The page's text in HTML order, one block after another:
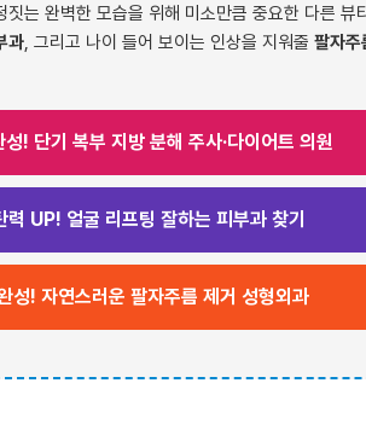
는 완벽한 모습을 위해 미소만큼 중요한 다른
과 , 그리고 나이 들어 보이는 인상을 지워줄 팔자주
! 단기 복부 지방 분해 주사·다이어트 의원
UP! 얼굴 리프팅 잘하는 피부과 찾기
성! 자연스러운 팔자주름 제거 성형외과